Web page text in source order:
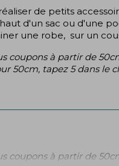
de petits
haut d'un sac ou d'une
une robe, sur un
coupons à partir de
50cm, tapez 5 dans le
coupons à partir de